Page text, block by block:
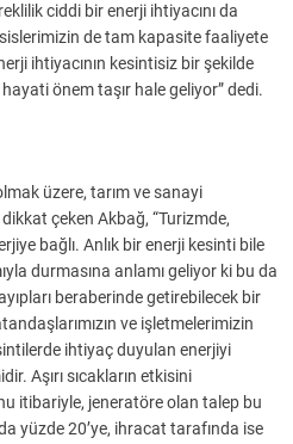
ciddi bir enerji ihtiyacını da
de tam kapasite faaliyete
ihtiyacının kesintisiz bir şekilde
önem taşır hale geliyor” dedi.
üzere, tarım ve sanayi
çeken Akbağ, “Turizmde,
bağlı. Anlık bir enerji kesinti bile
durmasına anlamı geliyor ki bu da
beraberinde getirebilecek bir
ve işletmelerimizin
ihtiyaç duyulan enerjiyi
Aşırı sıcakların etkisini
itibariyle, jeneratöre olan talep bu
yüzde 20’ye, ihracat tarafında ise